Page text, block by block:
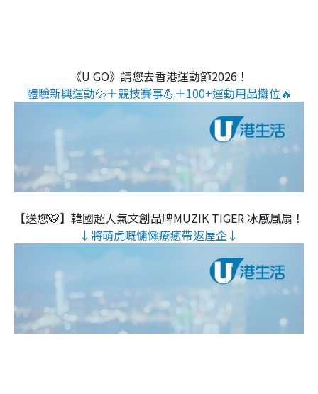
《U GO》請您去香港運動節2026！
體驗新興運動💦＋競技賽事💪＋100+運動用品攤位🔥
【送您🐯】韓國超人氣文創品牌MUZIK TIGER 冰感風扇！
↓將萌虎嘅慵懶療癒帶返屋企↓